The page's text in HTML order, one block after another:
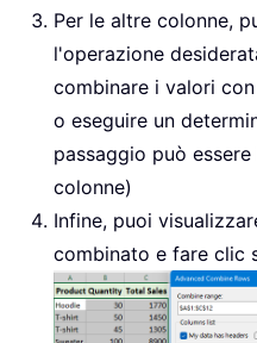
Per le altre colonne,
l'operazione
combinare i valori
o eseguire un
passaggio può
colonne)
Infine, puoi
combinato e fare clic